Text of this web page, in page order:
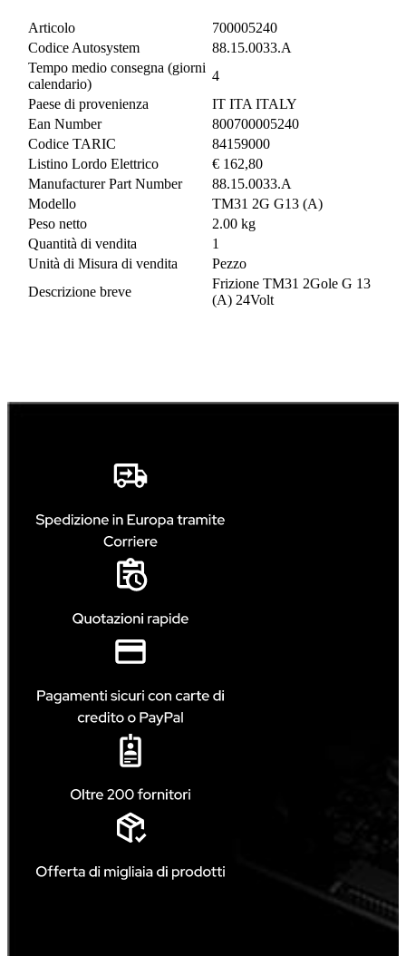
Articolo
700005240
Codice Autosystem
88.15.0033.A
Tempo medio consegna (giorni
calendario)
4
Paese di provenienza
IT ITA ITALY
Ean Number
800700005240
Codice TARIC
84159000
Listino Lordo Elettrico
€ 162,80
Manufacturer Part Number
88.15.0033.A
Modello
TM31 2G G13 (A)
Peso netto
2.00 kg
Quantità di vendita
1
Unità di Misura di vendita
Pezzo
Descrizione breve
Frizione TM31 2Gole G 13
(A) 24Volt